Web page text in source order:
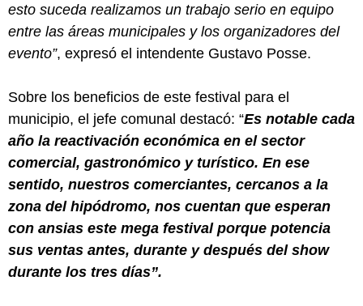
esto suceda realizamos un trabajo serio en equipo
entre las áreas municipales y los organizadores del
evento”, expresó el intendente Gustavo Posse.
Sobre los beneficios de este festival para el
municipio, el jefe comunal destacó: “Es notable cada
año la reactivación económica en el sector
comercial, gastronómico y turístico. En ese
sentido, nuestros comerciantes, cercanos a la
zona del hipódromo, nos cuentan que esperan
con ansias este mega festival porque potencia
sus ventas antes, durante y después del show
durante los tres días”.